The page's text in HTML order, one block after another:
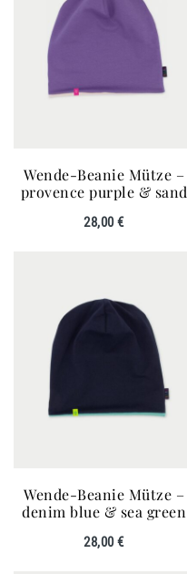
Wende-Beanie Mütze –
provence purple & sand
28,00€
Wende-Beanie Mütze –
denim blue & sea green
28,00€